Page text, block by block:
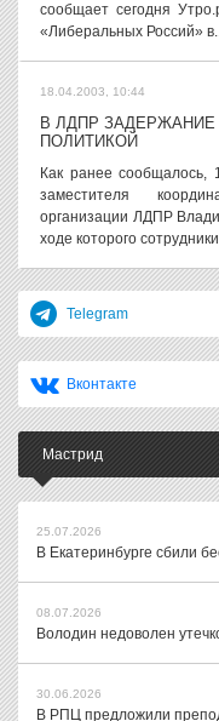
сообщает сегодня
«Либеральных Россий»
18.04.2003, 10:44
В ЛДПР
ПОЛИТИКОЙ
Как ранее сообщалось,
заместителя
организации ЛДПР
ходе которого
Telegram
Вконтакте
Мастрид
25.07.2026
В Екатеринбурге сбили
08.07.2026
Володин недоволен
30.06.2026
В РПЦ предложили